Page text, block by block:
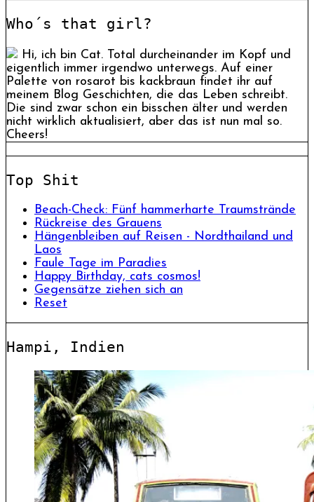
Who´s that girl?
Hi, ich bin Cat. Total durcheinander im Kopf und
eigentlich immer irgendwo unterwegs. Auf einer
Palette von rosarot bis kackbraun findet ihr auf
meinem Blog Geschichten, die das Leben schreibt.
Die sind zwar schon ein bisschen älter und werden
nicht wirklich aktualisiert, aber das ist nun mal so.
Cheers!
Top Shit
Beach-Check: Fünf hammerharte Traumstrände
Rückreise des Grauens
Hängenbleiben auf Reisen - Nordthailand und
Laos
Faule Tage im Paradies
Happy Birthday, cats cosmos!
Gegensätze ziehen sich an
Reset
Hampi, Indien